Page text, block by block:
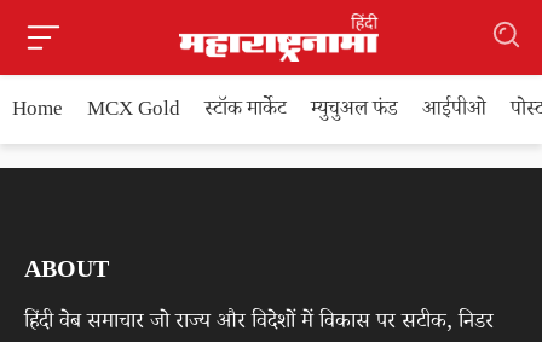
Home MCX Gold स्टॉक मार्केट म्युचुअल फंड आईपीओ
ABOUT
हिंदी वेब समाचार जो राज्य और विदेशों में विकास पर सटीक, निडर